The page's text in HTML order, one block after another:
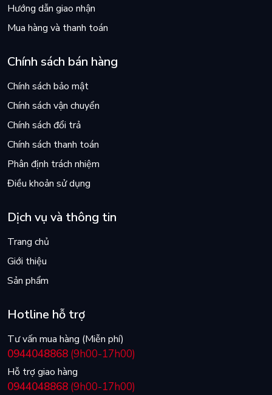
Hướng dẫn giao nhận
Mua hàng và thanh toán
Chính sách bán hàng
Chính sách bảo mật
Chính sách vận chuyển
Chính sách đổi trả
Chính sách thanh toán
Phân định trách nhiệm
Điều khoản sử dụng
Dịch vụ và thông tin
Trang chủ
Giới thiệu
Sản phẩm
Hotline hỗ trợ
Tư vấn mua hàng (Miễn phí)
0944048868 (9h00-17h00)
Hỗ trợ giao hàng
0944048868 (9h00-17h00)